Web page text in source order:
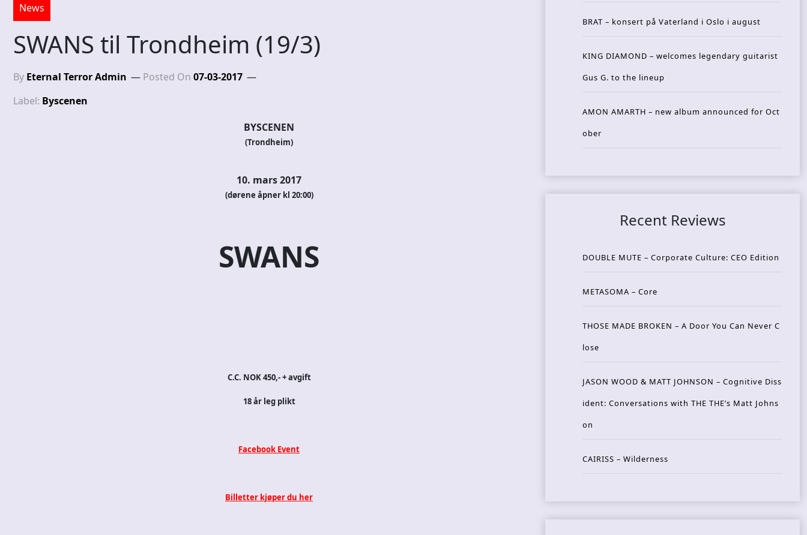
News
SWANS til Trondheim (19/3)
By Eternal Terror Admin Posted On 07-03-2017
Label: Byscenen
BYSCENEN
(Trondheim)
10. mars 2017
(dørene åpner kl 20:00)
SWANS
C.C. NOK 450,- + avgift
18 år leg plikt
Facebook Event
Billetter kjøper du her
BRAT – konsert på Vaterland i Oslo i august
KING DIAMOND – welcomes legendary guitarist
Gus G. to the lineup
AMON AMARTH – new album announced for Oct
ober
Recent Reviews
DOUBLE MUTE – Corporate Culture: CEO Edition
METASOMA – Core
THOSE MADE BROKEN – A Door You Can Never C
lose
JASON WOOD & MATT JOHNSON – Cognitive Diss
ident: Conversations with THE THE’s Matt Johns
on
CAIRISS – Wilderness